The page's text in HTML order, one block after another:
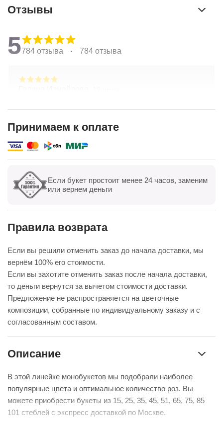
Отзывы
5784 отзыва 784 отзыва
городе, заказываю через приложение. Всегда
доставка. Огромное спасибо за настроение
Показать все Оставить отзыв
Принимаем к оплате
Если букет простоит менее 24 часов, заменим
или вернем деньги
Правила возврата
Если вы решили отменить заказ до начала доставки, мы
вернём 100% его стоимости.
Если вы захотите отменить заказ после начала доставки,
то деньги вернутся за вычетом стоимости доставки.
Предложение не распространяется на цветочные
композиции, собранные по индивидуальному заказу и с
согласованным составом.
Описание
В этой линейке монобукетов мы подобрали наиболее
популярные цвета и оптимальное количество роз. Вы
можете приобрести букеты из 15, 25, 35, 45, 51, 65, 75, 85
101 стеблей с экспресс доставкой по Москве.